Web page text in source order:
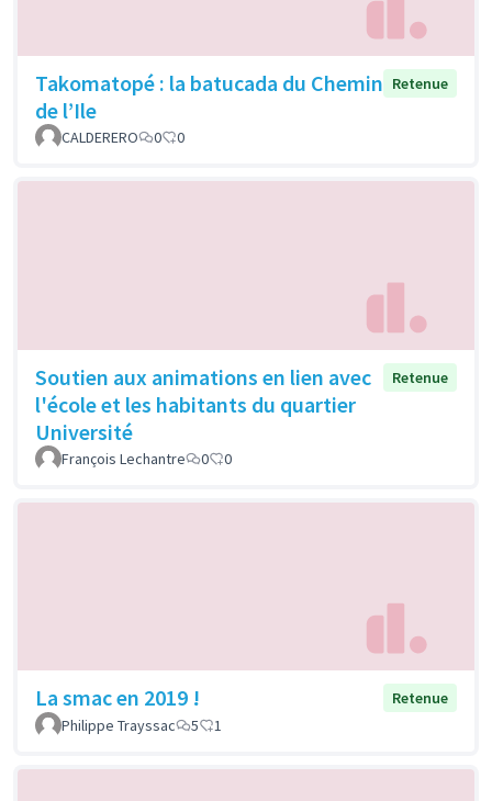
Takomatopé : la batucada du Chemin
de l’Ile
Retenue
CALDERERO 0 0
Soutien aux animations en lien avec
l'école et les habitants du quartier
Université
Retenue
François Lechantre 0 0
La smac en 2019 !
Retenue
Philippe Trayssac
5 1